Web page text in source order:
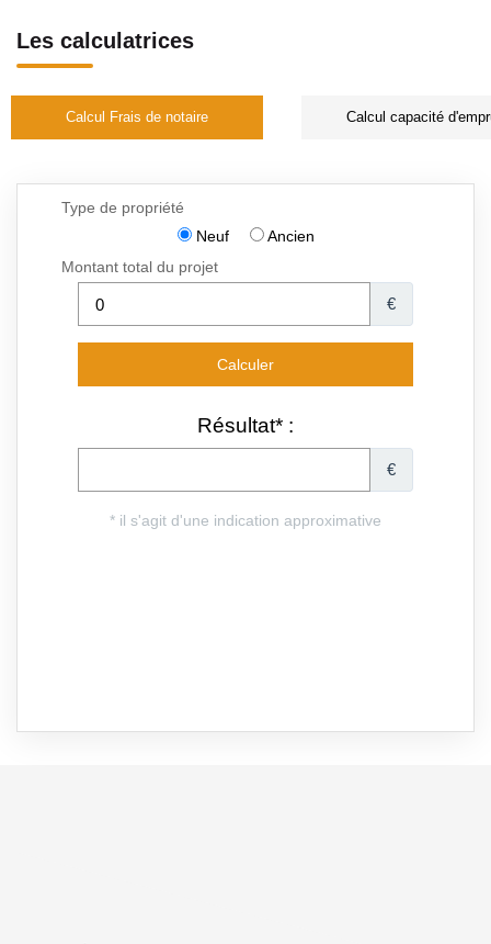
Les calculatrices
Calcul Frais de notaire Calcul capacité